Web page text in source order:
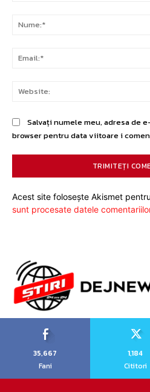
Salvați numele meu, adresa de
browser pentru data viitoare i
Acest site folosește Akismet
sunt procesate datele
35,667
Fani
1,184
Cititori